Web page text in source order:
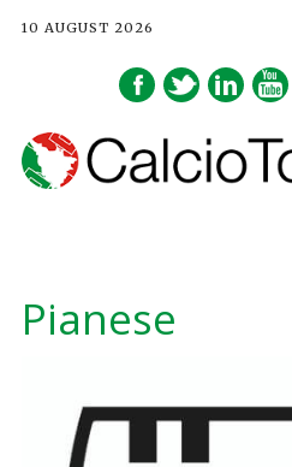
10 AUGUST 2026
content
Pianese